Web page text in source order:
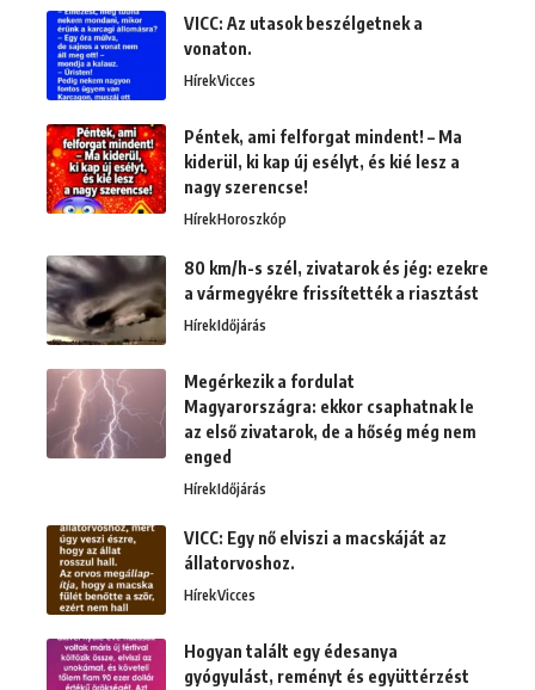
VICC: Az utasok beszélgetnek a
vonaton.
HírekVicces
Péntek, ami felforgat mindent! – Ma
kiderül, ki kap új esélyt, és kié lesz a
nagy szerencse!
HírekHoroszkóp
80 km/h-s szél, zivatarok és jég: ezekre
a vármegyékre frissítették a riasztást
HírekIdőjárás
Megérkezik a fordulat
Magyarországra: ekkor csaphatnak le
az első zivatarok, de a hőség még nem
enged
HírekIdőjárás
VICC: Egy nő elviszi a macskáját az
állatorvoshoz.
HírekVicces
Hogyan talált egy édesanya
gyógyulást, reményt és együttérzést